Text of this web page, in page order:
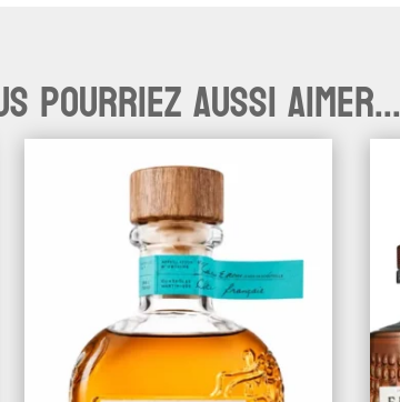
pourriez aussi aimer...